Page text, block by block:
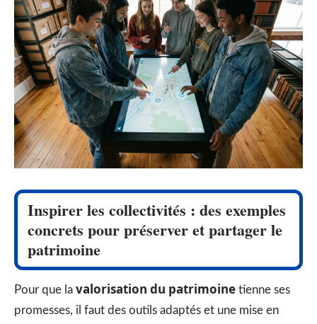
Inspirer les collectivités : des exemples
concrets pour préserver et partager le
patrimoine
Pour que la valorisation du patrimoine tienne ses
promesses, il faut des outils adaptés et une mise en